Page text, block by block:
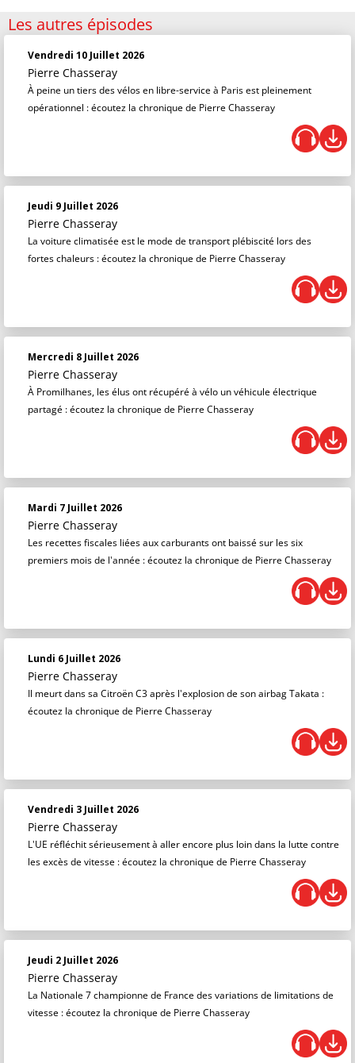
Les autres épisodes
Vendredi 10 Juillet 2026
Pierre Chasseray
À peine un tiers des vélos en libre-service à Paris est pleinement
opérationnel : écoutez la chronique de Pierre Chasseray
Jeudi 9 Juillet 2026
Pierre Chasseray
La voiture climatisée est le mode de transport plébiscité lors des
fortes chaleurs : écoutez la chronique de Pierre Chasseray
Mercredi 8 Juillet 2026
Pierre Chasseray
À Promilhanes, les élus ont récupéré à vélo un véhicule électrique
partagé : écoutez la chronique de Pierre Chasseray
Mardi 7 Juillet 2026
Pierre Chasseray
Les recettes fiscales liées aux carburants ont baissé sur les six
premiers mois de l'année : écoutez la chronique de Pierre Chasseray
Lundi 6 Juillet 2026
Pierre Chasseray
Il meurt dans sa Citroën C3 après l'explosion de son airbag Takata :
écoutez la chronique de Pierre Chasseray
Vendredi 3 Juillet 2026
Pierre Chasseray
L'UE réfléchit sérieusement à aller encore plus loin dans la lutte contre
les excès de vitesse : écoutez la chronique de Pierre Chasseray
Jeudi 2 Juillet 2026
Pierre Chasseray
La Nationale 7 championne de France des variations de limitations de
vitesse : écoutez la chronique de Pierre Chasseray